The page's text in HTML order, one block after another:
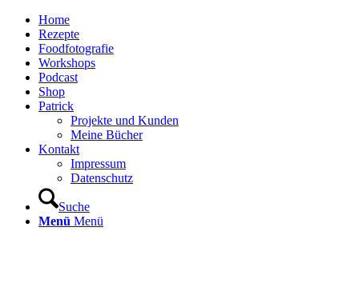
Home
Rezepte
Foodfotografie
Workshops
Podcast
Shop
Patrick
Projekte und Kunden
Meine Bücher
Kontakt
Impressum
Datenschutz
Suche
Menü Menü